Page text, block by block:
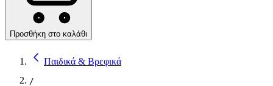
Προσθήκη στο καλάθι
Παιδικά & Βρεφικά
/